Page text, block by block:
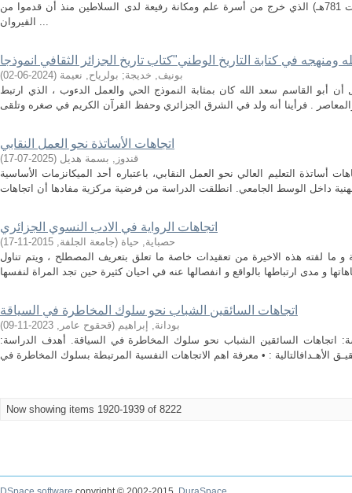
النفيسة، ومن بينهم إبن مرزوق الخطيب(ت 781هـ) الذي خرج من أسرة علم ومكانة رفيعة لدى السلاطين منذ أن قدموا من
القيروان ...
بونيف, خديجة; بولرياح, نعيمة (
2024-06-02
)
أبو القاسم سعد الله كان بمثابة النموذج الحي والعمل الدءوب ، الذي ارتبط
اتجاهات الأساتذة نحو العمل النقابي
قندوز, بسمة هديل (
2025-07-17
)
أساتذة التعليم العالي نحو العمل النقابي، باعتباره أحد الميكانزمات الأساسية
اتجاهات الرواية في الادب النسوي الجزائري
حصباية, حياة (جامعة الجلفة,
2015-11-17
)
و ما لقته هذه الاخيرة من تعقيدات خاصة ما تعلق بتعريف المصطلح ، ويتم تناول
اتجاهات السائقين الشباب نحو سلوك المخاطرة في السياقة
بودانة, إبراهيم (قحقوح عامر ,
2023-11-09
)
اتجاهات السائقين الشباب نحو سلوك المخاطرة في السياقة. أهدف الدراسة:
Now showing items 1920-1939 of 8222